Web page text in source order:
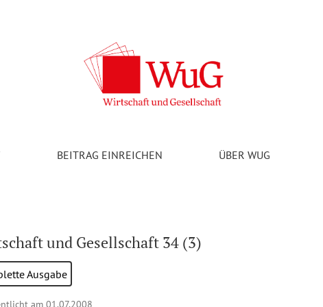
BEITRAG EINREICHEN ÜBER WUG
und Gesellschaft 34 (3)
Ausgabe
am 01.07.2008